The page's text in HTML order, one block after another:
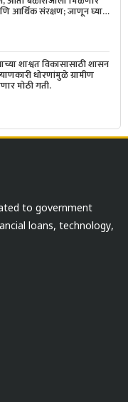
आर्थिक संरक्षण; जाणून घ्या
शाश्वत विकासासाठी शासन
धोरणांमुळे ग्रामीण
मोठी गती.
to government
loans, technology,